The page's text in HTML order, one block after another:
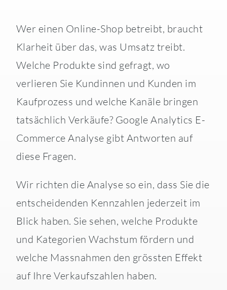
Wer einen Online-Shop betreibt, braucht
Klarheit über das, was Umsatz treibt.
Welche Produkte sind gefragt, wo
verlieren Sie Kundinnen und Kunden im
Kaufprozess und welche Kanäle bringen
tatsächlich Verkäufe? Google Analytics E-
Commerce Analyse gibt Antworten auf
diese Fragen.
Wir richten die Analyse so ein, dass Sie die
entscheidenden Kennzahlen jederzeit im
Blick haben. Sie sehen, welche Produkte
und Kategorien Wachstum fördern und
welche Massnahmen den grössten Effekt
auf Ihre Verkaufszahlen haben.